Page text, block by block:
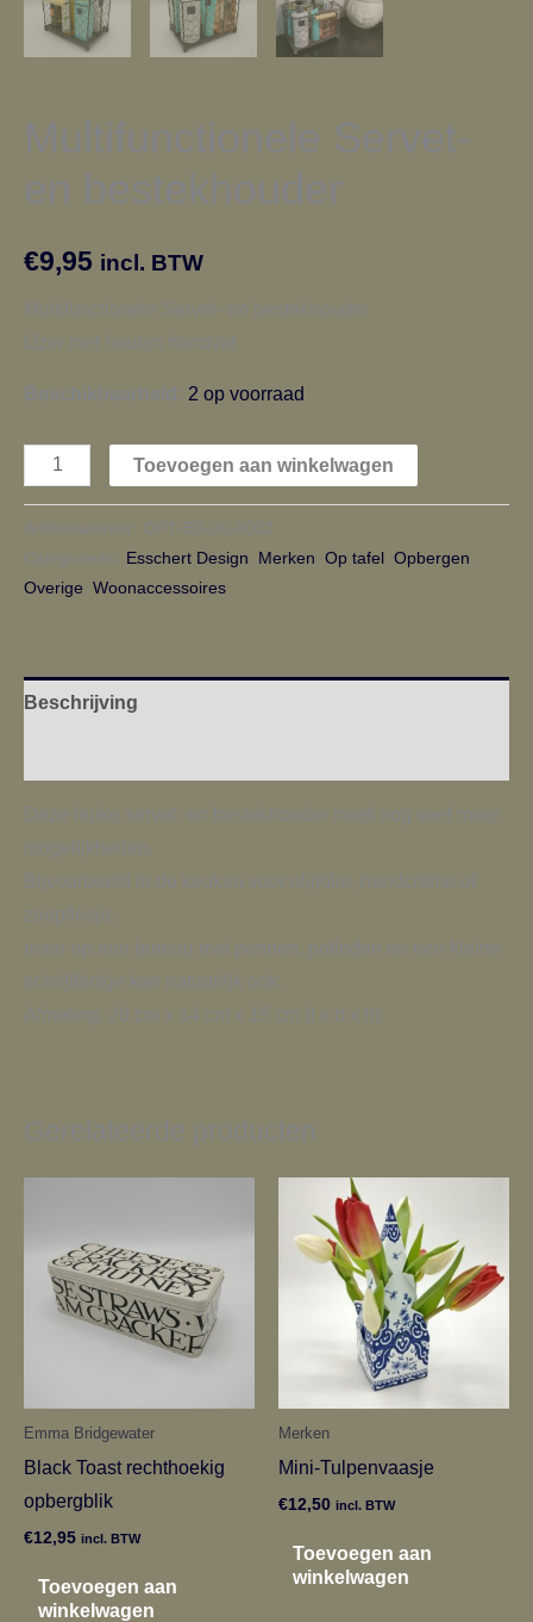
Multifunctionele Servet-
en bestekhouder
€9,95 incl. BTW
Multifunctionele Servet- en bestekhouder
IJzer met houten handvat
Beschikbaarheid: 2 op voorraad
Toevoegen aan winkelwagen
Artikelnummer: OPT-ED-00-0002
Categorieën: Esschert Design Merken Op tafel Opbergen
Overige Woonaccessoires
Beschrijving
Deze leuke servet- en bestekhouder heeft nog veel meer
mogelijkheden.
Bijvoorbeeld in de keuken voor olijfolie, handcrème of
zeepflesje,
maar op een bureau met pennen, potloden en een kleine
schrijfblokje kan natuurlijk ook.
Afmeting: 20 cm x 14 cm x 15 cm (l x b x h)
Gerelateerde producten
Emma Bridgewater
Black Toast rechthoekig
opbergblik
€12,95 incl. BTW
Toevoegen aan
winkelwagen
Merken
Mini-Tulpenvaasje
€12,50 incl. BTW
Toevoegen aan
winkelwagen